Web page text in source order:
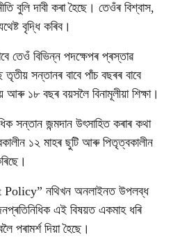
বুলি দাবী কৰা হৈছে। তেওঁৰ বিশ্বাস,
বৃদ্ধি কৰিব।
তেওঁ বিভিন্ন পদক্ষেপৰ প্ৰস্তাৱ
সন্তানৰ বাবে পাঁচ বছৰৰ বাবে
আৰু ১৮ বছৰ বয়সলৈ বিনামূলীয়া শিক্ষা।
সন্তান জন্মদান উৎসাহিত কৰাৰ কথা
১২ মাহৰ ছুটি আৰু পিতৃত্বকালীন
নথিখন অনলাইনত উপলব্ধ
এই বিষয়ত একমাহ ধৰি
পৰামৰ্শ দিয়া হৈছে।